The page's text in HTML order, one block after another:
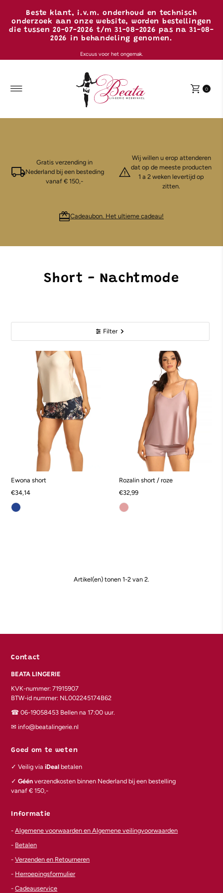
Ga naar inhoud
Beste klant, i.v.m. onderhoud en technisch
onderzoek aan onze website, worden bestellingen
die tussen 20-07-2026 t/m 31-08-2026 pas na 31-08-
2026 in behandeling genomen.
Excuus voor het ongemak.
0
Gratis verzending in
Nederland bij een besteding
vanaf € 150,-
Wij willen u erop attenderen
dat op de meeste producten
1 a 2 weken levertijd op
zitten.
Cadeaubon. Het ultieme cadeau!
Short - Nachtmode
Filter
Ewona short
€34,14
Rozalin short / roze
€32,99
Artikel(en) tonen 1-2 van 2.
Contact
BEATA LINGERIE
KVK-nummer: 71915907
BTW-id nummer: NL002245174B62
☎︎ 06-19058453 Bellen na 17:00 uur.
✉︎ info@beatalingerie.nl
Goed om te weten
✓ Veilig viaiDeal betalen
✓Géén verzendkosten binnen Nederland bij een bestelling
vanaf € 150,-
Informatie
-Algemene voorwaarden en Algemene veilingvoorwaarden
- Betalen
-Verzenden en Retourneren
- Herroepingsformulier
-Cadeauservice